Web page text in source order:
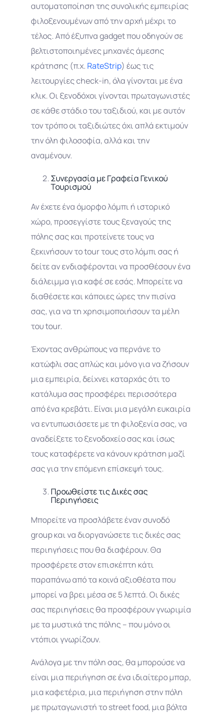
αυτοματοποίηση της συνολικής εμπειρίας
φιλοξενουμένων από την αρχή μέχρι το
τέλος. Από έξυπνα gadget που οδηγούν σε
βελτιστοποιημένες μηχανές άμεσης
κράτησης (π.χ. RateStrip) έως τις
λειτουργίες check-in, όλα γίνονται με ένα
κλικ. Οι ξενοδόχοι γίνονται πρωταγωνιστές
σε κάθε στάδιο του ταξιδιού, και με αυτόν
τον τρόπο οι ταξιδιώτες όχι απλά εκτιμούν
την όλη φιλοσοφία, αλλά και την
αναμένουν.
Συνεργασία με Γραφεία Γενικού
Τουρισμού
Αν έχετε ένα όμορφο λόμπι ή ιστορικό
χώρο, προσεγγίστε τους ξεναγούς της
πόλης σας και προτείνετε τους να
ξεκινήσουν το tour τους στο λόμπι σας ή
δείτε αν ενδιαφέρονται να προσθέσουν ένα
διάλειμμα για καφέ σε εσάς. Μπορείτε να
διαθέσετε και κάποιες ώρες την πισίνα
σας, για να τη χρησιμοποιήσουν τα μέλη
του tour.
Έχοντας ανθρώπους να περνάνε το
κατώφλι σας απλώς και μόνο για να ζήσουν
μια εμπειρία, δείχνει καταρχάς ότι το
κατάλυμα σας προσφέρει περισσότερα
από ένα κρεβάτι. Είναι μια μεγάλη ευκαιρία
να εντυπωσιάσετε με τη φιλοξενία σας, να
αναδείξετε το ξενοδοχείο σας και ίσως
τους καταφέρετε να κάνουν κράτηση μαζί
σας για την επόμενη επίσκεψή τους.
Προωθείστε τις Δικές σας
Περιηγήσεις
Μπορείτε να προσλάβετε έναν συνοδό
group και να διοργανώσετε τις δικές σας
περιηγήσεις που θα διαφέρουν. Θα
προσφέρετε στον επισκέπτη κάτι
παραπάνω από τα κοινά αξιοθέατα που
μπορεί να βρει μέσα σε 5 λεπτά. Οι δικές
σας περιηγήσεις θα προσφέρουν γνωριμία
με τα μυστικά της πόλης – που μόνο οι
ντόπιοι γνωρίζουν.
Ανάλογα με την πόλη σας, θα μπορούσε να
είναι μια περιήγηση σε ένα ιδιαίτερο μπαρ,
μια καφετέρια, μια περιήγηση στην πόλη
με πρωταγωνιστή το street food, μια βόλτα